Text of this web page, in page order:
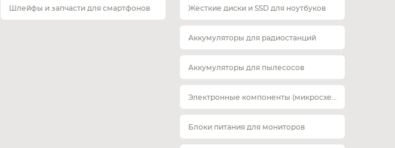
Шлейфы и запчасти для смартфонов Жесткие диски и SSD для ноутбуков
Аккумуляторы для радиостанций
Аккумуляторы для пылесосов
Блоки питания для мониторов